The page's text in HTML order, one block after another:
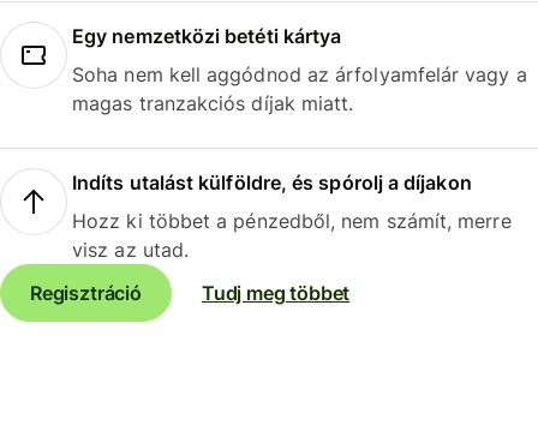
Egy nemzetközi betéti kártya
Soha nem kell aggódnod az árfolyamfelár vagy a
magas tranzakciós díjak miatt.
Indíts utalást külföldre, és spórolj a díjakon
Hozz ki többet a pénzedből, nem számít, merre
visz az utad.
Regisztráció
Tudj meg többet